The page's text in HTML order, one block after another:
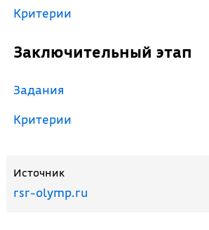
Критерии
Заключительный этап
Задания
Критерии
Источник
rsr-olymp.ru